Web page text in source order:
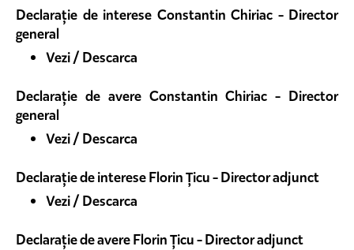
Declarație de interese Constantin Chiriac - Director
general
Vezi / Descarca
Declarație de avere Constantin Chiriac - Director
general
Vezi / Descarca
Declarație de interese Florin Țicu - Director adjunct
Vezi / Descarca
Declarație de avere Florin Țicu - Director adjunct